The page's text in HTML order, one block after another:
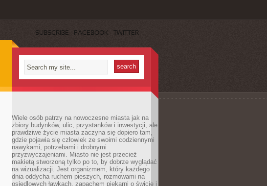
SUBSCRIBE FACEBOOK TWITTER
Wiele osób patrzy na nowoczesne miasta jak na
zbiory budynków, ulic, przystanków i inwestycji, ale
prawdziwe życie miasta zaczyna się dopiero tam,
gdzie pojawia się człowiek ze swoimi codziennymi
nawykami, potrzebami i drobnymi
przyzwyczajeniami. Miasto nie jest przecież
makietą stworzoną tylko po to, by dobrze wyglądać
na wizualizacji. Jest organizmem, który każdego
dnia oddycha ruchem pieszych, rozmowami na
osiedlowych ławkach, zapachem piekarni o świcie i